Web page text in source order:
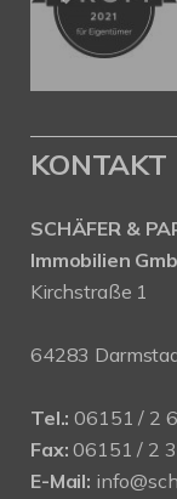
KONTAKT
SCHÄFER &
Immobilien
Kirchstraße 1
64283
Tel.: 06151 / 2
Fax: 06151 / 2
E-Mail: